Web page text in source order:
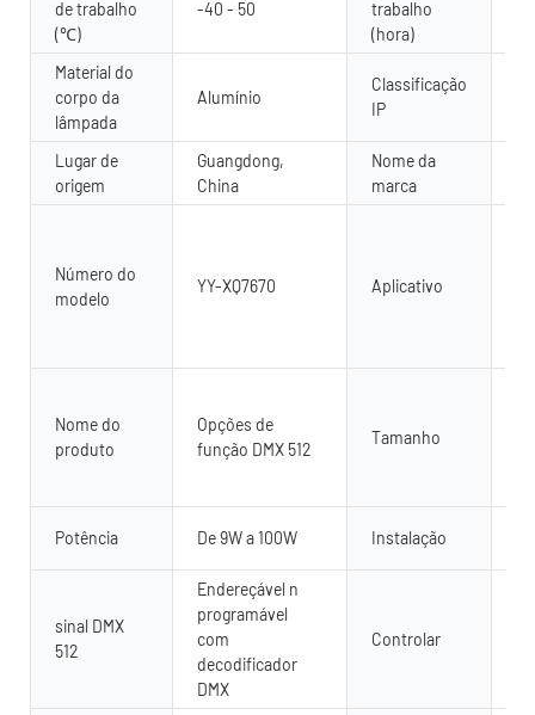
de trabalho
(℃)
-40 - 50
trabalho
(hora)
Material do
corpo da
lâmpada
Alumínio
Classificação
IP
Lugar de
origem
Guangdong,
China
Nome da
marca
Número do
modelo
YY-XQ7670 Aplicativo
Nome do
produto
Opções de
função DMX 512
Tamanho
Potência De 9W a 100W Instalação
sinal DMX
512
Endereçável n
programável
com
decodificador
DMX
Controlar